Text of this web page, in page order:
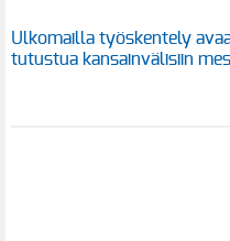
Ulkomailla työskentely
tutustua kansainvälisiin